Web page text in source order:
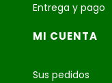
Entrega y pago
MI CUENTA
Sus pedidos